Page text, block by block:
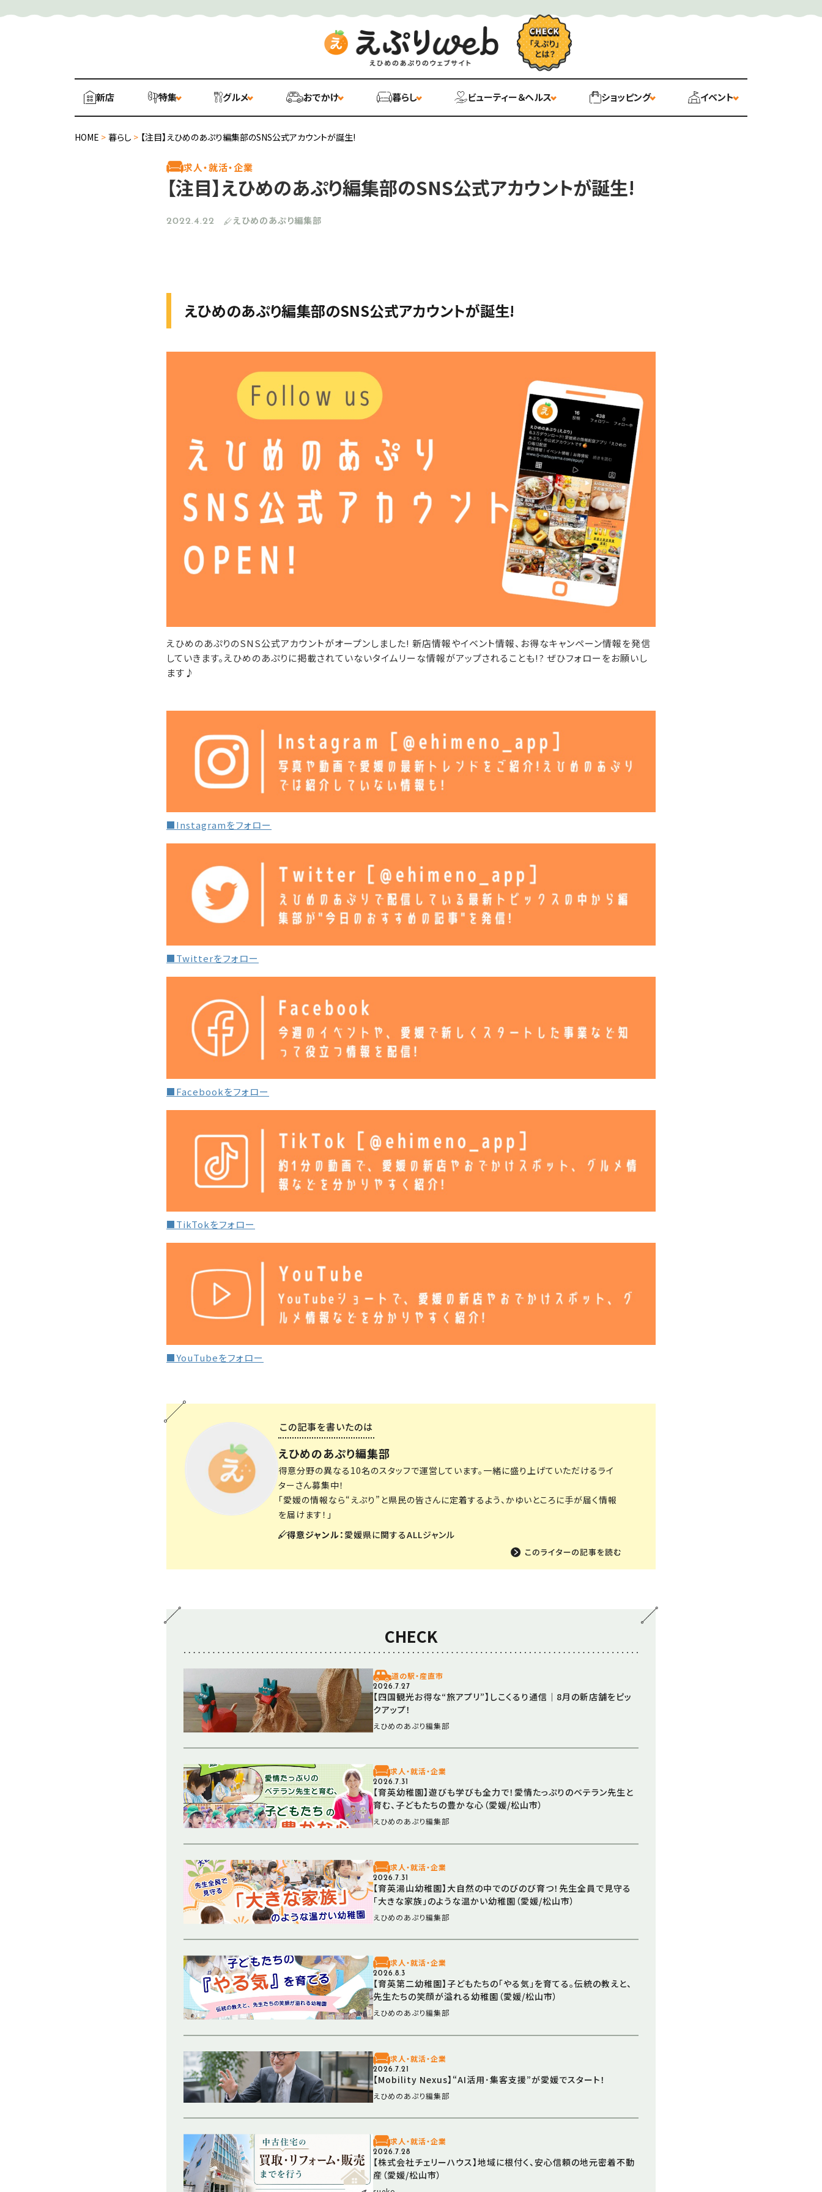
新店 特集 グルメ おでかけ 暮らし ビューティー＆ヘルス ショッピング イベント
HOME > 暮らし > 【注目】えひめのあぷり編集部のSNS公式アカウントが誕生!
求人・就活・企業
【注目】えひめのあぷり編集部のSNS公式アカウントが誕生!
2022.4.22 えひめのあぷり編集部
えひめのあぷり編集部のSNS公式アカウントが誕生!
えひめのあぷりのSNS公式アカウントがオープンしました! 新店情報やイベント情報、お得なキャンペーン情報を発信
していきます。えひめのあぷりに掲載されていないタイムリーな情報がアップされることも!? ぜひフォローをお願いし
ます♪
■Instagramをフォロー
■Twitterをフォロー
■Facebookをフォロー
■TikTokをフォロー
■YouTubeをフォロー
この記事を書いたのは
えひめのあぷり編集部
得意分野の異なる10名のスタッフで運営しています。一緒に盛り上げていただけるライ
ターさん募集中！
「愛媛の情報なら“えぷり”と県民の皆さんに定着するよう、かゆいところに手が届く情報
を届けます！」
得意ジャンル： 愛媛県に関するALLジャンル
CHECK
道の駅・産直市
2026.7.27
【四国観光お得な“旅アプリ”】しこくるり通信｜8月の新店舗をピッ
クアップ！
えひめのあぷり編集部
求人・就活・企業
2026.7.31
【育英幼稚園】遊びも学びも全力で！愛情たっぷりのベテラン先生と
育む、子どもたちの豊かな心（愛媛/松山市）
えひめのあぷり編集部
求人・就活・企業
2026.7.31
【育英湯山幼稚園】大自然の中でのびのび育つ！先生全員で見守る
「大きな家族」のような温かい幼稚園（愛媛/松山市）
えひめのあぷり編集部
求人・就活・企業
2026.8.3
【育英第二幼稚園】子どもたちの「やる気」を育てる。伝統の教えと、
先生たちの笑顔が溢れる幼稚園（愛媛/松山市）
えひめのあぷり編集部
求人・就活・企業
2026.7.21
【Mobility Nexus】“AI活用･集客支援”が愛媛でスタート！
えひめのあぷり編集部
求人・就活・企業
2026.7.28
【株式会社チェリーハウス】地域に根付く、安心信頼の地元密着不動
産（愛媛/松山市）